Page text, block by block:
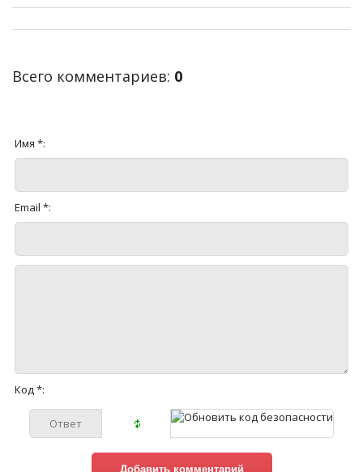
Всего комментариев: 0
Имя *:
Email *:
Код *: